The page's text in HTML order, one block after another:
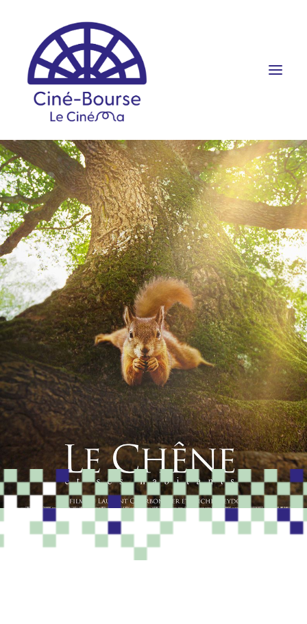
FILMS ET HORAIRES
ÉVÉNEMENTS
SCOLAIRES
PRATIQUE
RÉSERVATION
PROGRAMME